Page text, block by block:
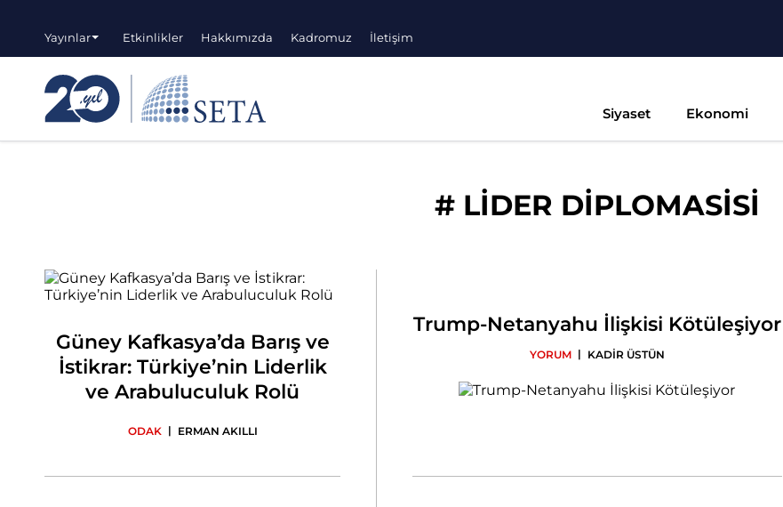
Yayınlar Etkinlikler Hakkımızda Kadromuz İletişim
Siyaset Ekonomi
# LİDER DİPLOMASİSİ
Güney Kafkasya’da Barış ve
İstikrar: Türkiye’nin Liderlik
ve Arabuluculuk Rolü
ODAK | ERMAN AKILLI
Trump-Netanyahu İlişkisi Kötüleşiyor
YORUM | KADİR ÜSTÜN